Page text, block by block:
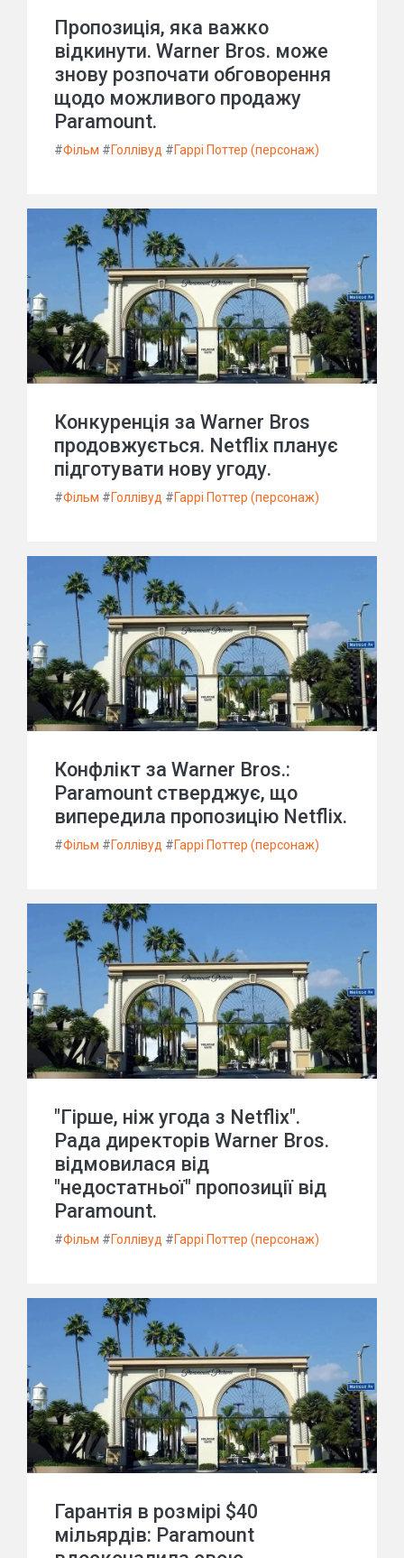
Пропозиція, яка важко
відкинути. Warner Bros. може
знову розпочати обговорення
щодо можливого продажу
Paramount.
#Фільм #Голлівуд #Гаррі Поттер (персонаж)
Конкуренція за Warner Bros
продовжується. Netflix планує
підготувати нову угоду.
#Фільм #Голлівуд #Гаррі Поттер (персонаж)
Конфлікт за Warner Bros.:
Paramount стверджує, що
випередила пропозицію Netflix.
#Фільм #Голлівуд #Гаррі Поттер (персонаж)
"Гірше, ніж угода з Netflix".
Рада директорів Warner Bros.
відмовилася від
"недостатньої" пропозиції від
Paramount.
#Фільм #Голлівуд #Гаррі Поттер (персонаж)
Гарантія в розмірі $40
мільярдів: Paramount